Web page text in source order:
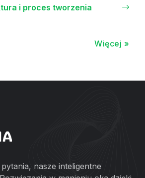
i proces tworzenia
Więcej »
nasze inteligentne